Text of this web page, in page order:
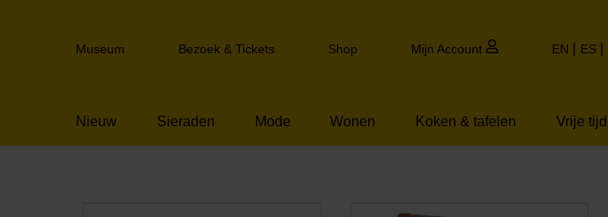
Spring
Header
Museum Bezoek & Tickets Shop Mijn Account EN ES
Nieuw Sieraden Mode Wonen Koken & tafelen Vrije tijd